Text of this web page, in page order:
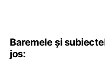
Baremele și
jos: